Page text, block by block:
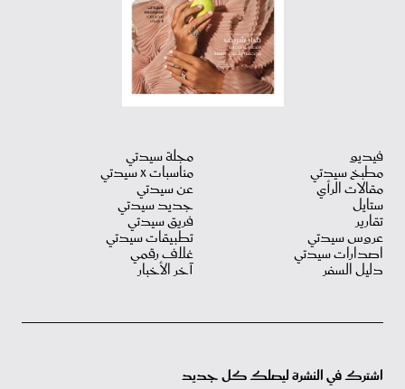
فيديو
مطبخ سيدتي
مقالات الرأي
ستايل
تقارير
عروس سيدتي
اصدارات سيدتي
دليل السفر
مجلة سيدتي
مناسبات X سيدتي
عن سيدتي
جديد سيدتي
فريق سيدتي
تطبيقات سيدتي
غلاف رقمي
آخر الأخبار
اشترك في النشرة ليصلك كل جديد